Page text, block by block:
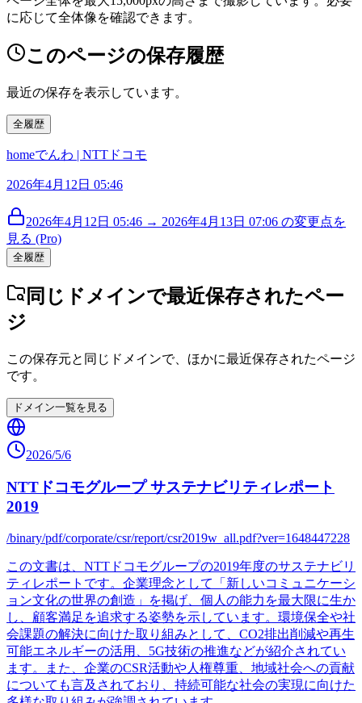
に応じて全体像を確認できます。
このページの保存履歴
最近の保存を表示しています。
全履歴
homeでんわ | NTTドコモ
2026年4月12日 05:46
2026年4月12日 05:46 → 2026年4月13日 07:06 の変更点を
見る (Pro)
全履歴
同じドメインで最近保存されたペー
ジ
この保存元と同じドメインで、ほかに最近保存されたページ
です。
ドメイン一覧を見る
2026/5/6
NTTドコモグループ サステナビリティレポート
2019
/binary/pdf/corporate/csr/report/csr2019w_all.pdf?ver=1648447228
この文書は、NTTドコモグループの2019年度のサステナビリ
ティレポートです。企業理念として「新しいコミュニケーシ
ョン文化の世界の創造」を掲げ、個人の能力を最大限に生か
し、顧客満足を追求する姿勢を示しています。環境保全や社
会課題の解決に向けた取り組みとして、CO2排出削減や再生
可能エネルギーの活用、5G技術の推進などが紹介されてい
ます。また、企業のCSR活動や人権尊重、地域社会への貢献
についても言及されており、持続可能な社会の実現に向けた